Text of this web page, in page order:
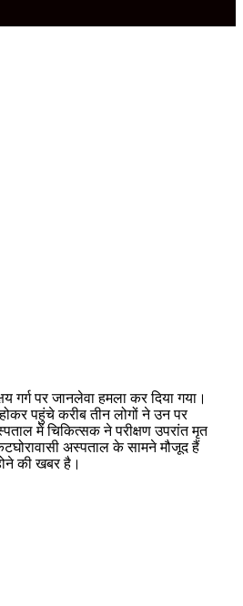
पर जानलेवा हमला कर दिया गया।
पहुंचे करीब तीन लोगों ने उन पर
में चिकित्सक ने परीक्षण उपरांत मृत
अस्पताल के सामने मौजूद हैं
की खबर है।